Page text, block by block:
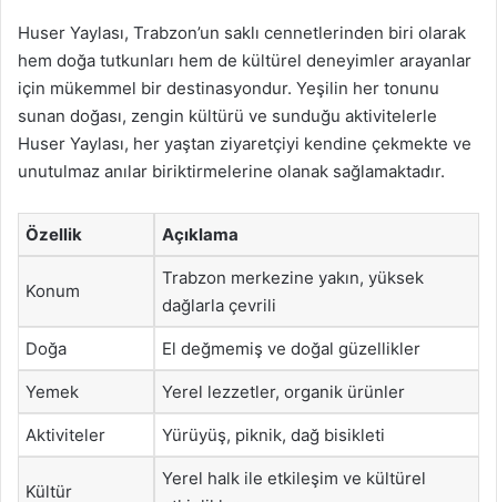
Huser Yaylası, Trabzon’un saklı cennetlerinden biri olarak
hem doğa tutkunları hem de kültürel deneyimler arayanlar
için mükemmel bir destinasyondur. Yeşilin her tonunu
sunan doğası, zengin kültürü ve sunduğu aktivitelerle
Huser Yaylası, her yaştan ziyaretçiyi kendine çekmekte ve
unutulmaz anılar biriktirmelerine olanak sağlamaktadır.
Özellik Açıklama
Konum
Trabzon merkezine yakın, yüksek
dağlarla çevrili
Doğa El değmemiş ve doğal güzellikler
Yemek Yerel lezzetler, organik ürünler
Aktiviteler Yürüyüş, piknik, dağ bisikleti
Kültür
Yerel halk ile etkileşim ve kültürel